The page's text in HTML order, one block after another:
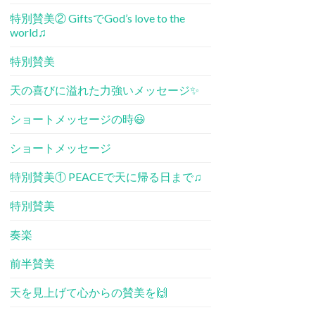
特別賛美② GiftsでGod’s love to the
world♫
特別賛美
天の喜びに溢れた力強いメッセージ✨
ショートメッセージの時😃
ショートメッセージ
特別賛美① PEACE​で天に帰る日まで♫
特別賛美
奏楽
前半賛美
天を見上げて心からの賛美を🙌